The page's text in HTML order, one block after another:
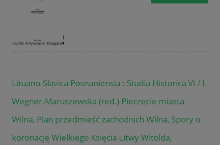
Lituano-Slavica Posnaniensia : Studia Historica VI / I.
Wegner-Maruszewska (red.) Pieczęcie miasta
Wilna, Plan przedmieść zachodnich Wilna, Spory o
koronację Wielkiego Księcia Litwy Witolda,